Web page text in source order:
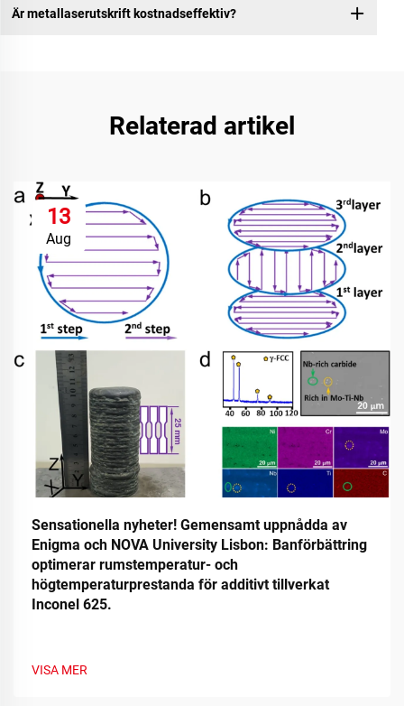
Är metallaserutskrift kostnadseffektiv?
Relaterad artikel
13
Aug
Sensationella nyheter! Gemensamt uppnådda av
Enigma och NOVA University Lisbon: Banförbättring
optimerar rumstemperatur- och
högtemperaturprestanda för additivt tillverkat
Inconel 625.
VISA MER